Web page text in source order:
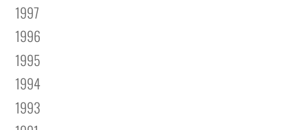
1997
1996
1995
1994
1993